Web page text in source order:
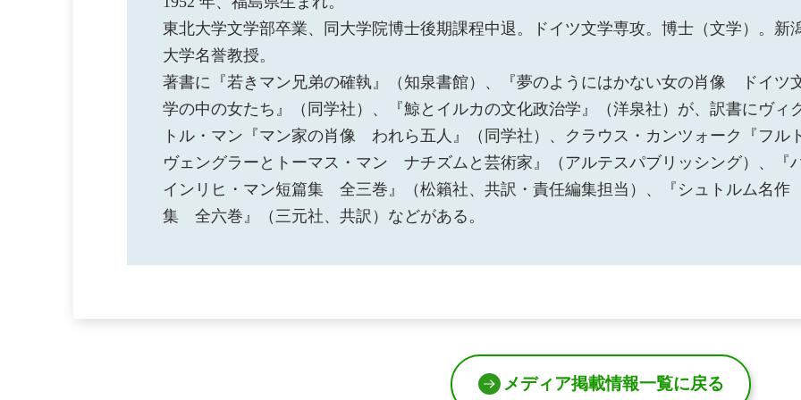
東北大学文学部卒業、同大学院博士後期課程中退。ドイツ文学専攻。博士（文学）。新
大学名誉教授。
著書に『若きマン兄弟の確執』（知泉書館）、『夢のようにはかない女の肖像 ドイツ
学の中の女たち』（同学社）、『鯨とイルカの文化政治学』（洋泉社）が、訳書にヴィ
トル・マン『マン家の肖像 われら五人』（同学社）、クラウス・カンツォーク『フル
ヴェングラーとトーマス・マン ナチズムと芸術家』（アルテスパブリッシング）、『
インリヒ・マン短篇集 全三巻』（松籟社、共訳・責任編集担当）、『シュトルム名作
集 全六巻』（三元社、共訳）などがある。
メディア掲載情報一覧に戻る